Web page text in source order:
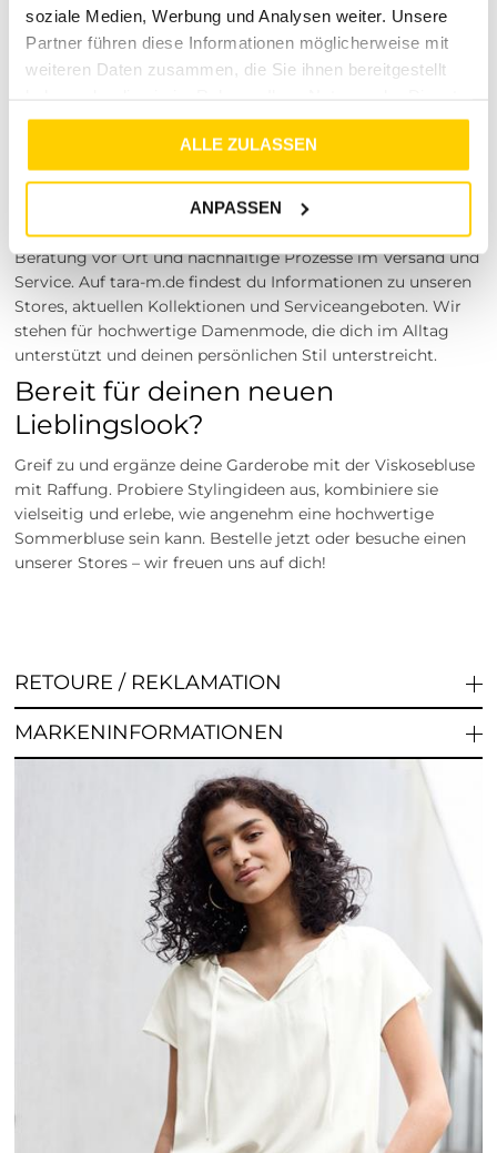
soziale Medien, Werbung und Analysen weiter. Unsere
Partner führen diese Informationen möglicherweise mit
weiteren Daten zusammen, die Sie ihnen bereitgestellt
gesammelt haben.
ALLE ZULASSEN
ANPASSEN
anprobieren? Besuche einen unserer Tara-M Stores in
Dinslaken, Borken, Rheine, Herne, Bocholt, Coesfeld,
Datteln, Lüdinghausen, Marl oder Herten. Unsere
Über das Projekt Tara-M
alltagstauglichen Stil mit persönlicher Beratung zu
verbinden. Wir legen Wert auf sorgfältig ausgewählte
Marken wie STREET ONE STUDIO, eine freundliche
Beratung vor Ort und nachhaltige Prozesse im Versand und
Service. Auf tara-m.de findest du Informationen zu unseren
Stores, aktuellen Kollektionen und Serviceangeboten. Wir
stehen für hochwertige Damenmode, die dich im Alltag
unterstützt und deinen persönlichen Stil unterstreicht.
Bereit für deinen neuen
Lieblingslook?
Greif zu und ergänze deine Garderobe mit der Viskosebluse
mit Raffung. Probiere Stylingideen aus, kombiniere sie
vielseitig und erlebe, wie angenehm eine hochwertige
Sommerbluse sein kann. Bestelle jetzt oder besuche einen
unserer Stores – wir freuen uns auf dich!
RETOURE / REKLAMATION
MARKENINFORMATIONEN